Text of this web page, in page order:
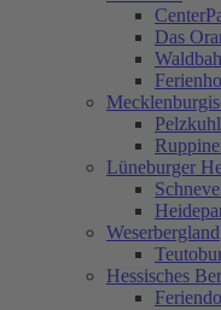
Das
Lüneburger
Weserbergland
Hessisches